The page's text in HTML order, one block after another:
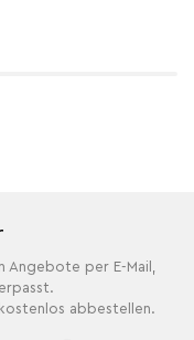
Angebote per E-Mail,
abbestellen.